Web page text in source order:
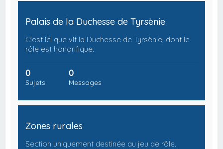
Palais de la Duchesse de Tyrsènie
C'est ici que vit la Duchesse de Tyrsènie, dont le
rôle est honorifique.
0
Sujets
0
Messages
Zones rurales
Section uniquement destinée au jeu de rôle.